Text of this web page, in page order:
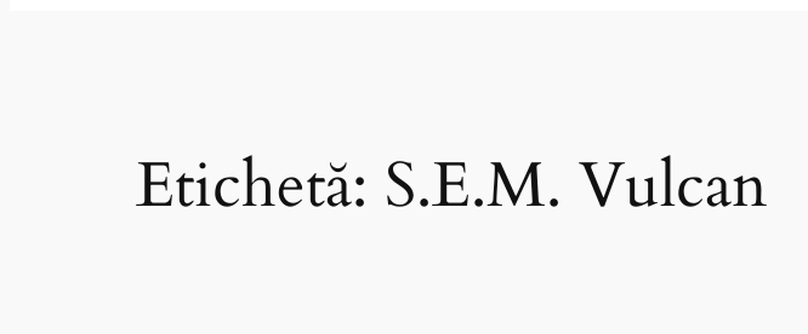
Etichetă: S.E.M. Vulcan